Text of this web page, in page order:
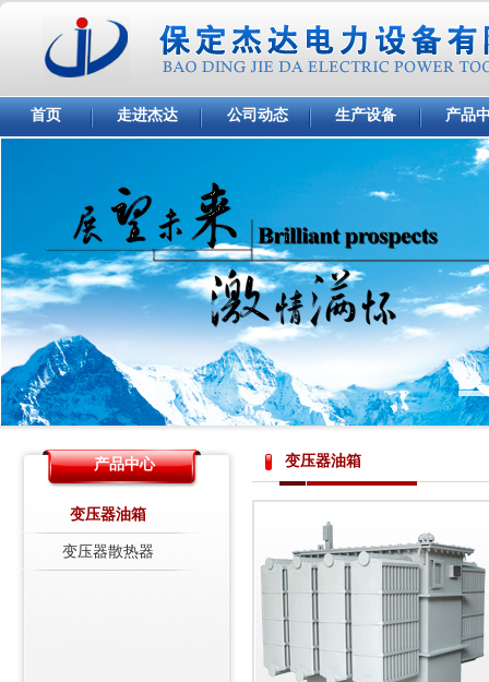
首页 走进杰达 公司动态 生产设备 产品
产品中心
变压器油箱
变压器散热器
变压器油箱